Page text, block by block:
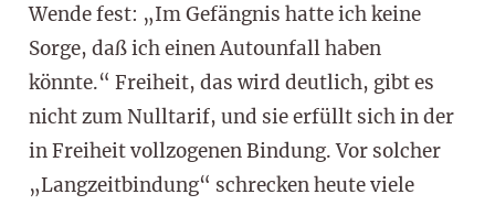
Wende fest: „Im Gefängnis hatte ich keine
Sorge, daß ich einen Autounfall haben
könnte.“ Freiheit, das wird deutlich, gibt es
nicht zum Nulltarif, und sie erfüllt sich in der
in Freiheit vollzogenen Bindung. Vor solcher
„Langzeitbindung“ schrecken heute viele